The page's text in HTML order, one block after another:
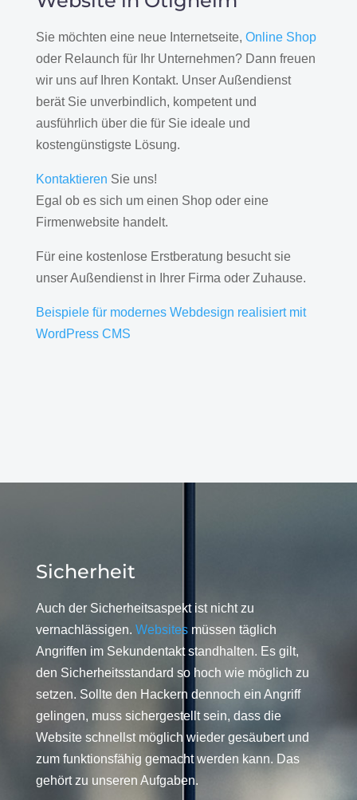
Sie möchten eine neue Internetseite, Online Shop
oder Relaunch für Ihr Unternehmen? Dann freuen
wir uns auf Ihren Kontakt. Unser Außendienst
berät Sie unverbindlich, kompetent und
ausführlich über die für Sie ideale und
kostengünstigste Lösung.
Kontaktieren Sie uns!
Egal ob es sich um einen Shop oder eine
Firmenwebsite handelt.
Für eine kostenlose Erstberatung besucht sie
unser Außendienst in Ihrer Firma oder Zuhause.
Beispiele für modernes Webdesign realisiert mit
WordPress CMS
Sicherheit
Auch der Sicherheitsaspekt ist nicht zu
vernachlässigen. Websitesmüssen täglich
Angriffen im Sekundentakt standhalten. Es gilt,
den Sicherheitsstandard so hoch wie möglich zu
setzen. Sollte den Hackern dennoch ein Angriff
gelingen, muss sichergestellt sein, dass die
Website schnellst möglich wieder gesäubert und
zum funktionsfähig gemacht werden kann. Das
gehört zu unseren Aufgaben.